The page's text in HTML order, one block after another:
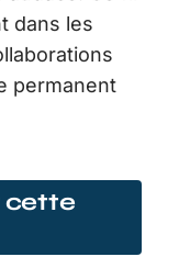
dans les
permanent
cette